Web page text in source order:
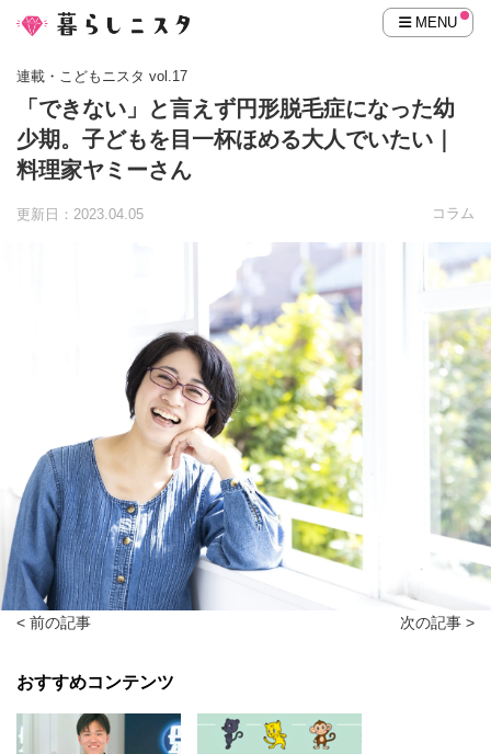
MENU
連載・こどもニスタ vol.17
「できない」と言えず円形脱毛症になった幼
少期。子どもを目一杯ほめる大人でいたい｜
料理家ヤミーさん
更新日：2023.04.05 コラム
< 前の記事 次の記事 >
おすすめコンテンツ